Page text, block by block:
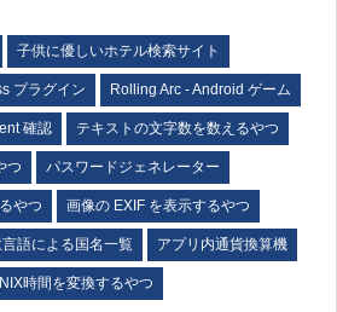
子供に優しいホテル検索サイト
プラグイン Rolling Arc - Android ゲーム
確認 テキストの文字数を数えるやつ
つ パスワードジェネレーター
やつ 画像の EXIF を表示するやつ
語による国名一覧 アプリ内通貨換算機
時間を変換するやつ